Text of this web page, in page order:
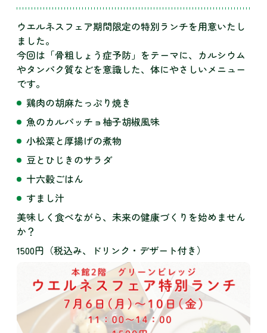
ウエルネスフェア期間限定の特別ランチを用意いたし
ました。
今回は「骨粗しょう症予防」をテーマに、カルシウム
やタンパク質などを意識した、体にやさしいメニュー
です。
鶏肉の胡麻たっぷり焼き
魚のカルパッチョ柚子胡椒風味
小松菜と厚揚げの煮物
豆とひじきのサラダ
十六穀ごはん
すまし汁
美味しく食べながら、未来の健康づくりを始めません
か？
1500円（税込み、ドリンク・デザート付き）